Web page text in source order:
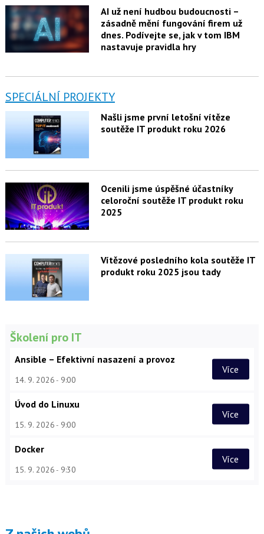
AI už není hudbou budoucnosti –
zásadně mění fungování firem už
dnes. Podívejte se, jak v tom IBM
nastavuje pravidla hry
SPECIÁLNÍ PROJEKTY
Našli jsme první letošní vítěze
soutěže IT produkt roku 2026
Ocenili jsme úspěšné účastníky
celoroční soutěže IT produkt roku
2025
Vítězové posledního kola soutěže IT
produkt roku 2025 jsou tady
Školení pro IT
Ansible – Efektivní nasazení a provoz
14. 9. 2026 9:00
Více
Úvod do Linuxu
15. 9. 2026 9:00
Více
Docker
15. 9. 2026 9:30
Více